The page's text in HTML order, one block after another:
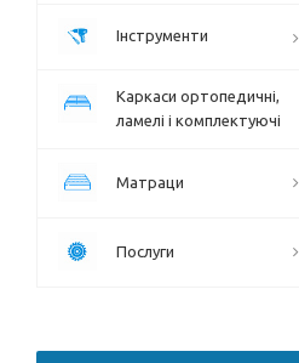
Інструменти
Каркаси ортопедичні,
ламелі і комплектуючі
Матраци
Послуги